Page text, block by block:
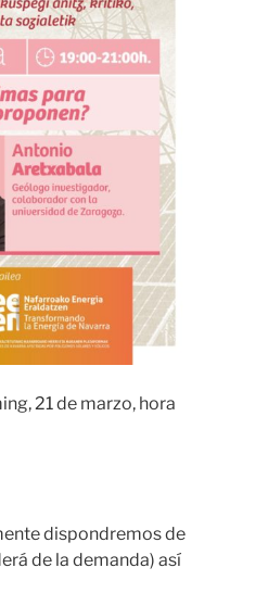
21 de marzo, hora
dispondremos de
de la demanda) así